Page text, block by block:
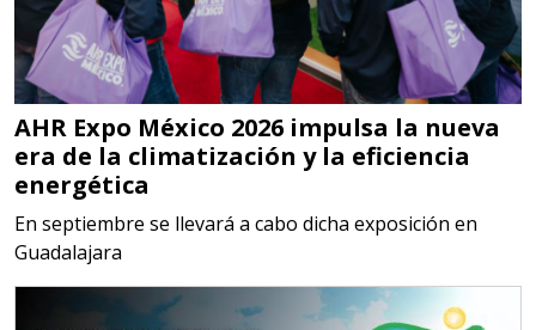
Requiere:
MATERIALES PARA SELLOS DE
SISTEMAS DE ESCAPE
Especificaciones:
Requisitos: Garantizar composición
química y origen adecuados
(especialmente para grafito) y
contar con sistemas de calidad y
gestión ambiental.
AHR Expo México 2026 impulsa la nueva
era de la climatización y la eficiencia
energética
En septiembre se llevará a cabo dicha exposición en
Guadalajara